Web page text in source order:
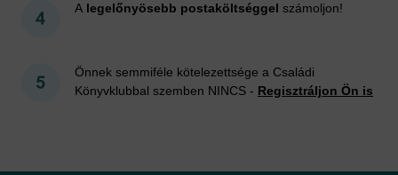
A legelőnyösebb postaköltséggel számoljon!
Önnek semmiféle kötelezettsége a Családi
Könyvklubbal szemben NINCS - Regisztráljon Ön is